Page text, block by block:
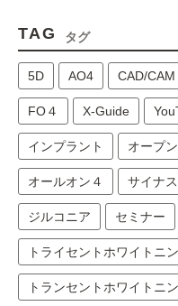
TAG タグ
5D AO4 CAD/CAM
FO４ X-Guide
インプラント オープ
オールオン４ サイナ
ジルコニア セミナー
トライセントホワイトニ
トランセントホワイトニ